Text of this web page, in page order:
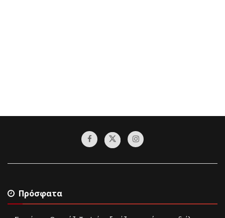
Πρόσφατα